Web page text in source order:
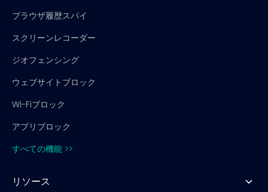
ブラウザ履歴スパイ
スクリーンレコーダー
ジオフェンシング
ウェブサイトブロック
Wi-Fiブロック
アプリブロック
すべての機能 >>
リソース